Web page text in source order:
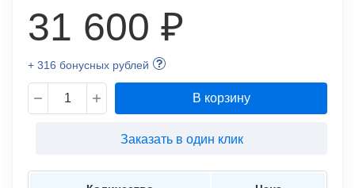
31 600 ₽
+ 316 бонусных рублей
В корзину
Заказать в один клик